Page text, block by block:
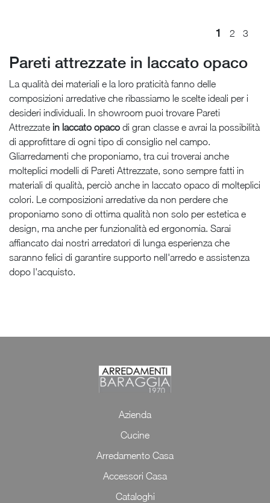
1 2 3
Pareti attrezzate in laccato opaco
La qualità dei materiali e la loro praticità fanno delle
composizioni arredative che ribassiamo le scelte ideali per i
desideri individuali. In showroom puoi trovare Pareti
Attrezzate in laccato opaco di gran classe e avrai la possibilità
di approfittare di ogni tipo di consiglio nel campo.
Gliarredamenti che proponiamo, tra cui troverai anche
molteplici modelli di Pareti Attrezzate, sono sempre fatti in
materiali di qualità, perciò anche in laccato opaco di molteplici
colori. Le composizioni arredative da non perdere che
proponiamo sono di ottima qualità non solo per estetica e
design, ma anche per funzionalità ed ergonomia. Sarai
affiancato dai nostri arredatori di lunga esperienza che
saranno felici di garantire supporto nell'arredo e assistenza
dopo l'acquisto.
Azienda
Cucine
Arredamento Casa
Accessori Casa
Cataloghi